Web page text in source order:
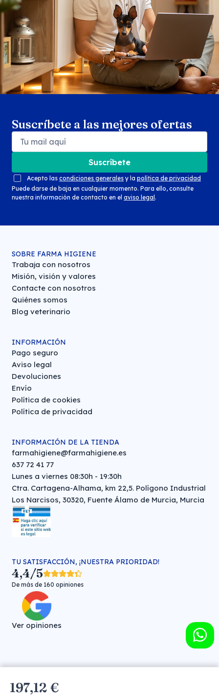
197,12 €
Suscríbete a las mejores ofertas
Suscríbete
Acepto las condiciones generales y la política de privacidad
Puede darse de baja en cualquier momento. Para ello, consulte
nuestra información de contacto en el aviso legal .
Search products
SOBRE FARMA HIGIENE
Trabaja con nosotros
Misión, visión y valores
Contacte con nosotros
Quiénes somos
Blog veterinario
INFORMACIÓN
Pago seguro
Aviso legal
Devoluciones
Envío
Política de cookies
Política de privacidad
INFORMACIÓN DE LA TIENDA
farmahigiene@farmahigiene.es
637 72 41 77
Lunes a viernes 08:30h - 19:30h
Ctra. Cartagena-Alhama, km 22,5. Polígono Industrial
Los Narcisos, 30320, Fuente Álamo de Murcia, Murcia
TU SATISFACCIÓN, ¡NUESTRA PRIORIDAD!
4,4/5
De más de 160 opiniones
Ver opiniones
30706451)